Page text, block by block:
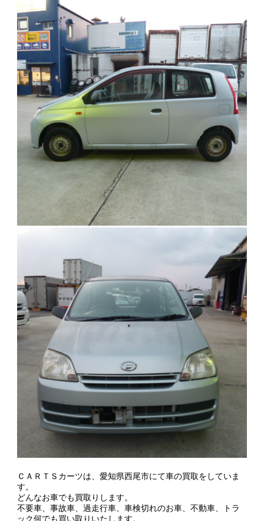
ＣＡＲＴＳカーツは、愛知県西尾市にて車の買取をしていま
す。
どんなお車でも買取りします。
不要車、事故車、過走行車、車検切れのお車、不動車、トラ
ック何でも買い取りいたします。